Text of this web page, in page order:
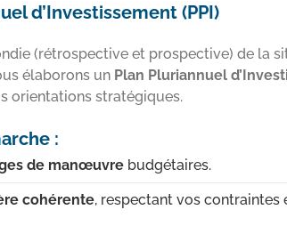
d’Investissement (PPI)
(rétrospective et prospective) de la
élaborons un Plan Pluriannuel
orientations stratégiques.
:
de manœuvrebudgétaires.
cohérente, respectant vos contraintes